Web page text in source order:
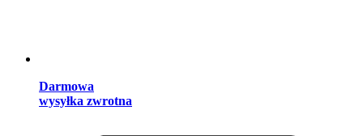
Darmowa
wysyłka zwrotna